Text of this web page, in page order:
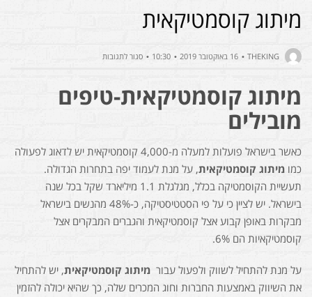
מיתוג קוסמטיקאית
THEKING 16 באוקטובר 2019 10:30 סגור לתגובות
קוסמטיקאית
מיתוג קוסמטיקאית-טיפים
מובילים
כאשר בישראל פועלות למעלה מ-4,000 קוסמטיקאית יש לדאוג לפעולה
כמו מיתוג קוסמטיקאית, על מנת לעמוד יפה בתחרות הגדולה.
תעשיית הקוסמטיקה בכלל, מגלגלת 1.1 מיליארד שקל בכל שנה
בישראל. יש לציין כי על פי הסטטיסטיקה, כ-48% מהנשים בישראל
מבקרות באופן קבוע אצל קוסמטיקאית והגברים המבקרים אצל
קוסמטיקאיות הם 6%.
על מנת להתחיל לשווק ולפעול עבור מיתוג קוסמטיקאית, יש להתחיל
את השיווק באמצעות החברות וחוג המכרים שלה, כך שהיא יכולה להזמין